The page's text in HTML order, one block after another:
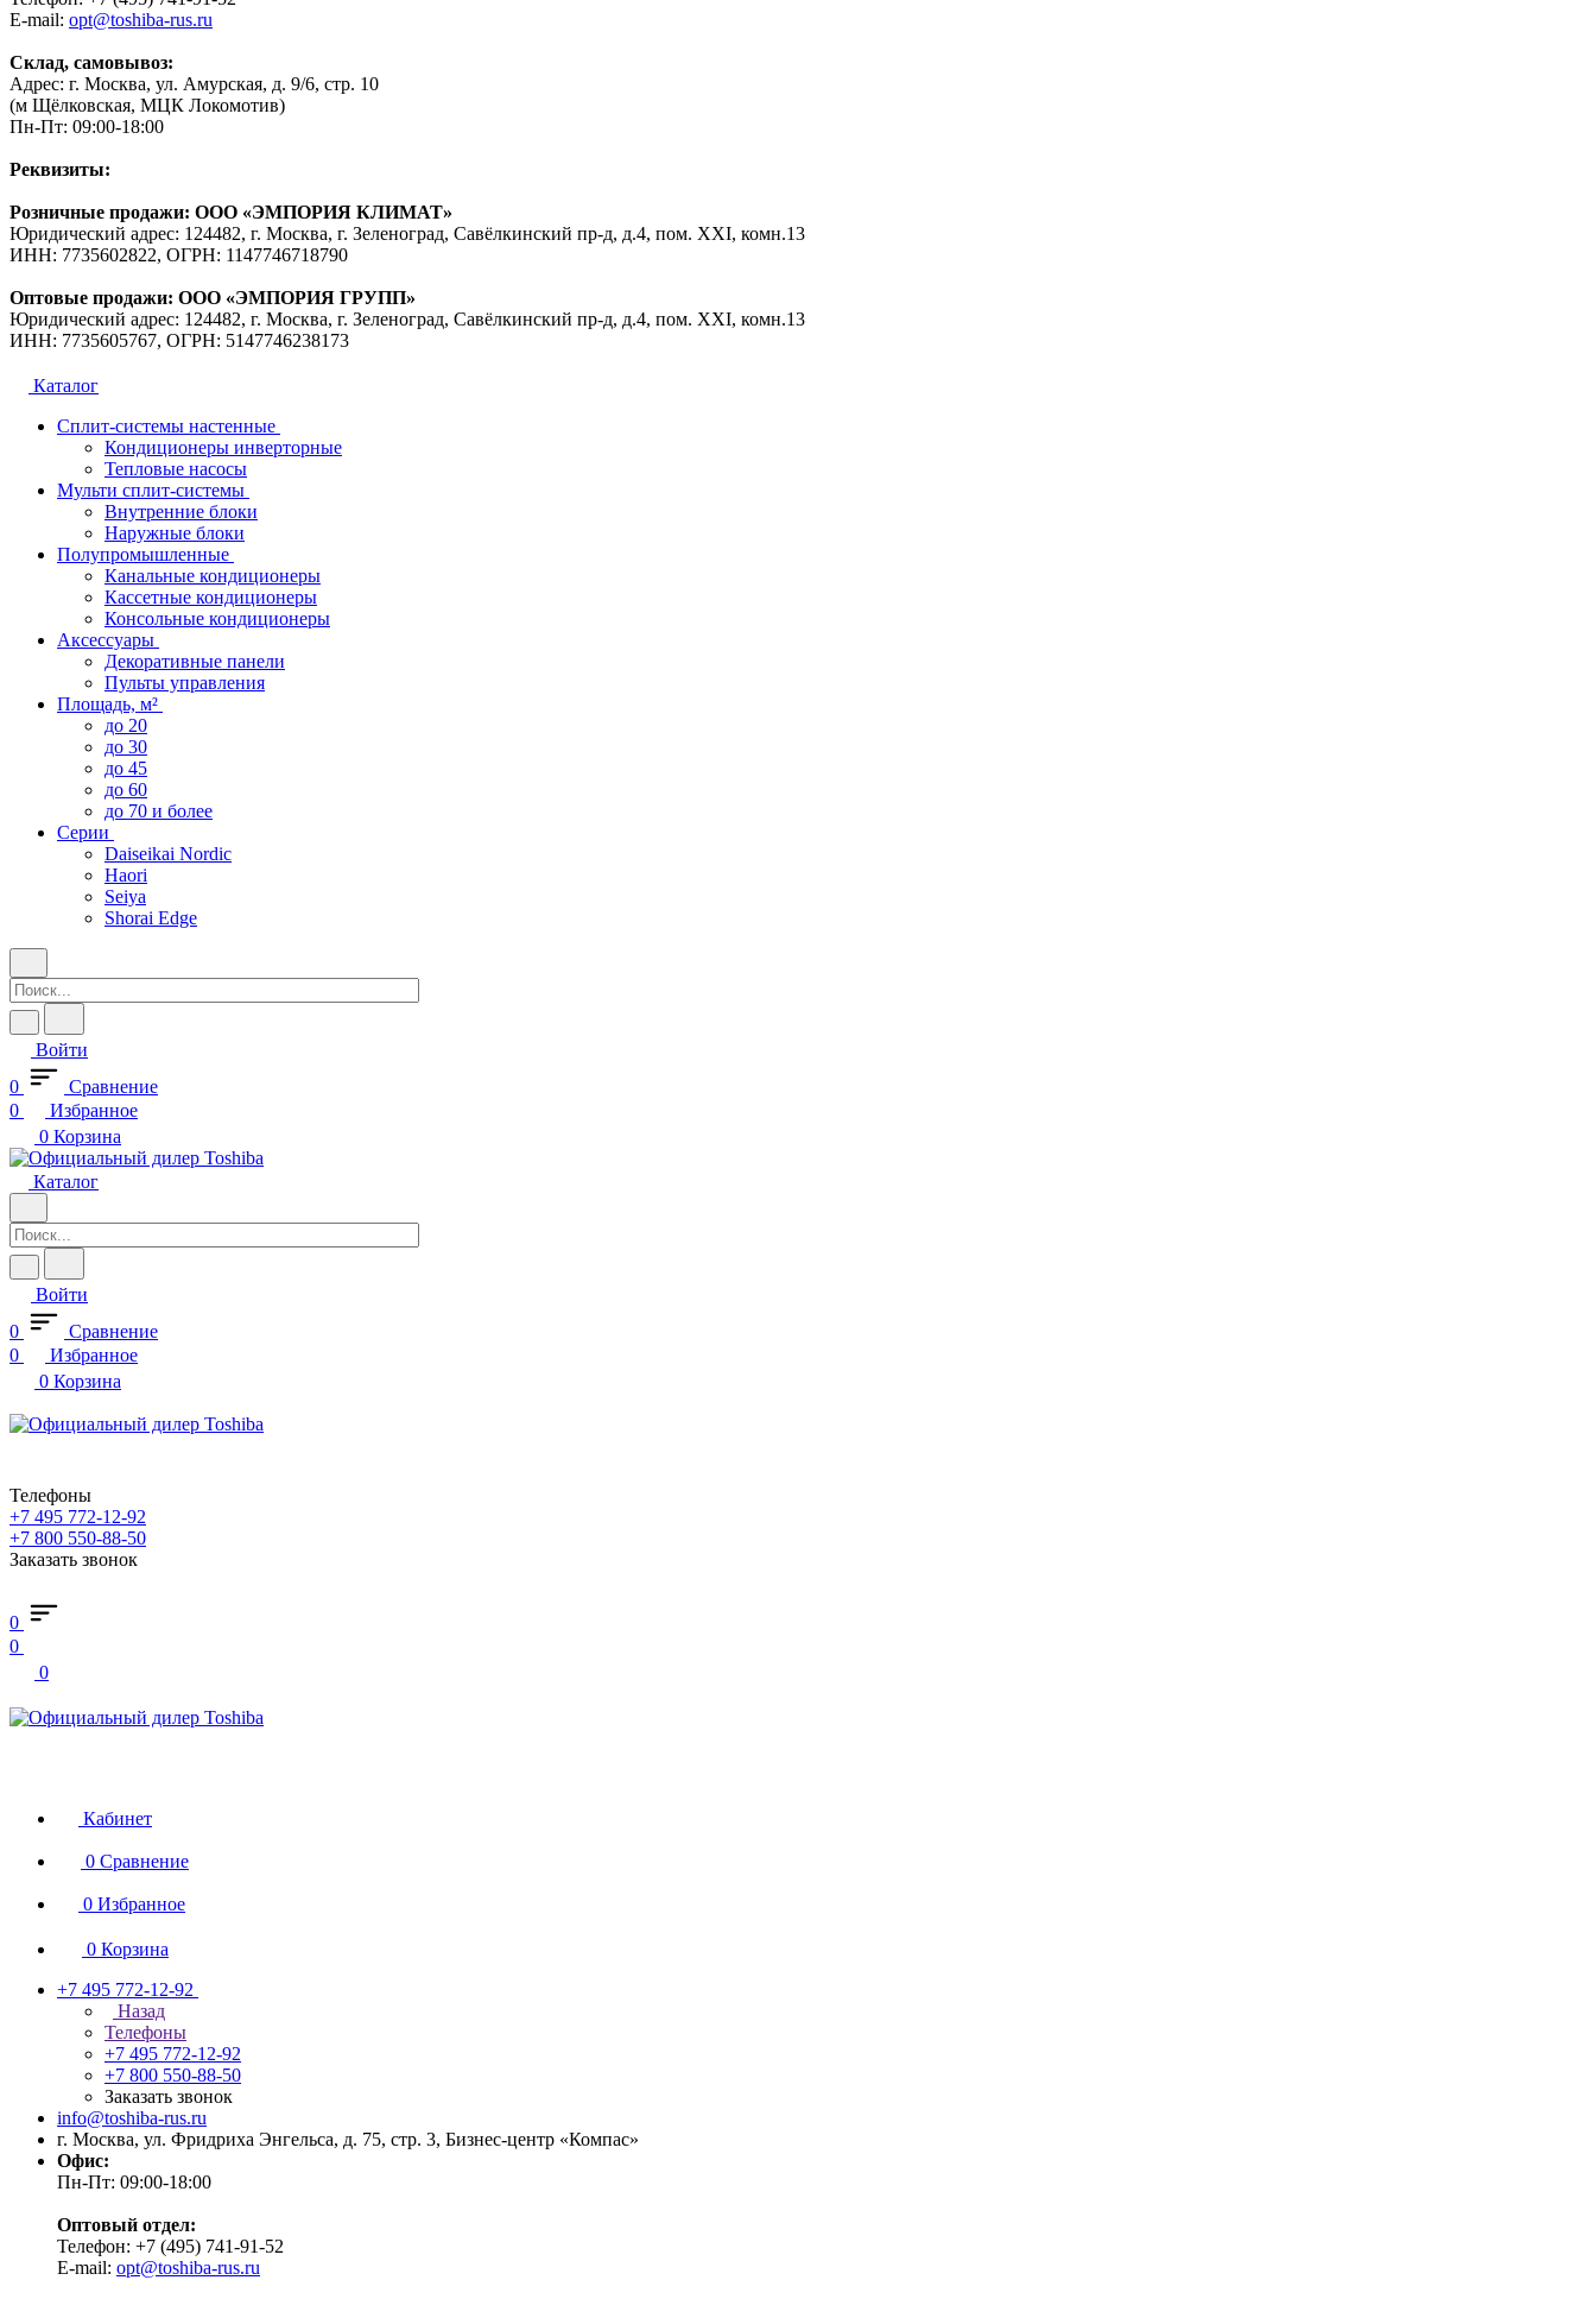
E-mail: opt@toshiba-rus.ru
Склад, самовывоз:
Адрес: г. Москва, ул. Амурская, д. 9/6, стр. 10
(м Щёлковская, МЦК Локомотив)
Пн-Пт: 09:00-18:00
Реквизиты:
Розничные продажи: ООО «ЭМПОРИЯ КЛИМАТ»
Юридический адрес: 124482, г. Москва, г. Зеленоград, Савёлкинский пр-д, д.4, пом. XXI, комн.13
ИНН: 7735602822, ОГРН: 1147746718790
Оптовые продажи: ООО «ЭМПОРИЯ ГРУПП»
Юридический адрес: 124482, г. Москва, г. Зеленоград, Савёлкинский пр-д, д.4, пом. XXI, комн.13
ИНН: 7735605767, ОГРН: 5147746238173
Каталог
Сплит-системы настенные
Кондиционеры инверторные
Тепловые насосы
Мульти сплит-системы
Внутренние блоки
Наружные блоки
Полупромышленные
Канальные кондиционеры
Кассетные кондиционеры
Консольные кондиционеры
Аксессуары
Декоративные панели
Пульты управления
Площадь, м²
до 20
до 30
до 45
до 60
до 70 и более
Серии
Daiseikai Nordic
Haori
Seiya
Shorai Edge
Войти
0
Сравнение
0
Избранное
0 Корзина
Каталог
Войти
0
Сравнение
0
Избранное
0 Корзина
Телефоны
+7 495 772-12-92
+7 800 550-88-50
Заказать звонок
0
0
0
Кабинет
0 Сравнение
0 Избранное
0 Корзина
+7 495 772-12-92
Назад
Телефоны
+7 495 772-12-92
+7 800 550-88-50
Заказать звонок
info@toshiba-rus.ru
г. Москва, ул. Фридриха Энгельса, д. 75, стр. 3, Бизнес-центр «Компас»
Офис:
Пн-Пт: 09:00-18:00
Оптовый отдел:
Телефон: +7 (495) 741-91-52
E-mail: opt@toshiba-rus.ru